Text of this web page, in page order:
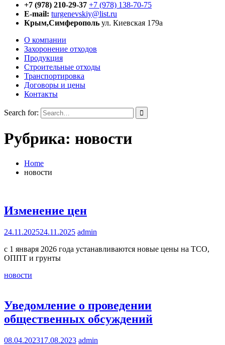
+7 (978) 210-29-37 +7 (978) 138-70-75
E-mail: turgenevskiy@list.ru
Крым,Симферополь ул. Киевская 179а
О компании
Захоронение отходов
Продукция
Строительные отходы
Транспортировка
Договоры и цены
Контакты
Search for:
Рубрика: новости
Home
новости
Изменение цен
24.11.202524.11.2025 admin
c 1 января 2026 года устанавливаются новые цены на ТСО,
ОППТ и грунты
новости
Уведомление о проведении
общественных обсуждений
08.04.202317.08.2023 admin